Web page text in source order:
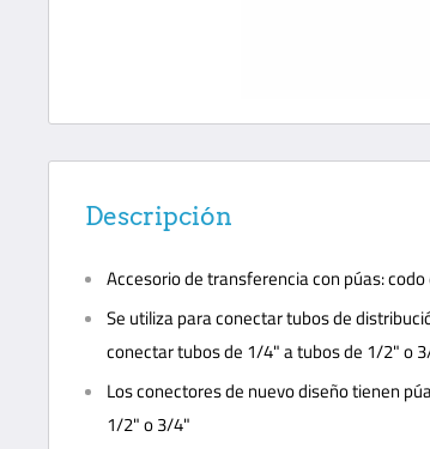
Descripción
Accesorio de transferencia con púas:
Se utiliza para conectar tubos de
conectar tubos de 1/4" a tubos de 1/2" o
Los conectores de nuevo diseño tienen
1/2" o 3/4"